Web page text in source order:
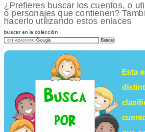
¿Prefieres buscar los cuentos, o
o personajes que contienen?
hacerlo utilizando estos enlaces
buscar en la colección
Esta